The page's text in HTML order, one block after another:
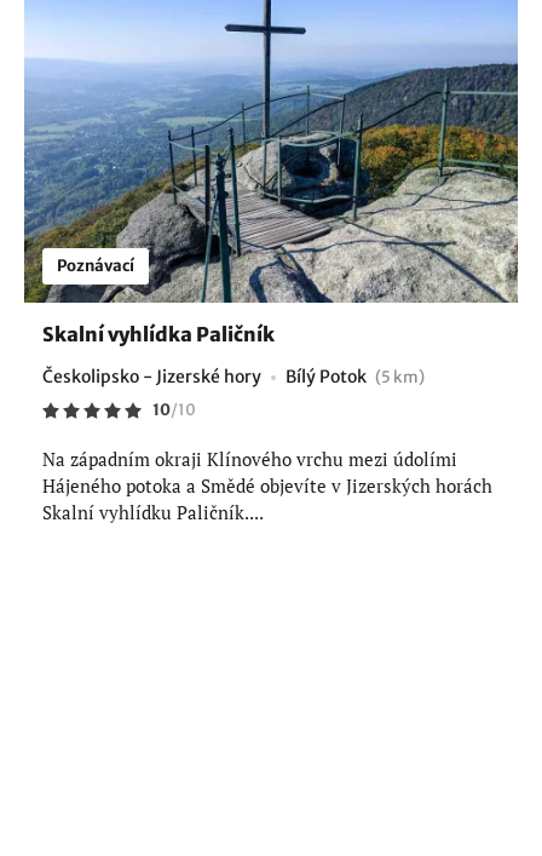
Poznávací
Skalní vyhlídka Paličník
Českolipsko - Jizerské hory Bílý Potok (5 km)
10/10
Na západním okraji Klínového vrchu mezi údolími
Hájeného potoka a Smědé objevíte v Jizerských horách
Skalní vyhlídku Paličník....